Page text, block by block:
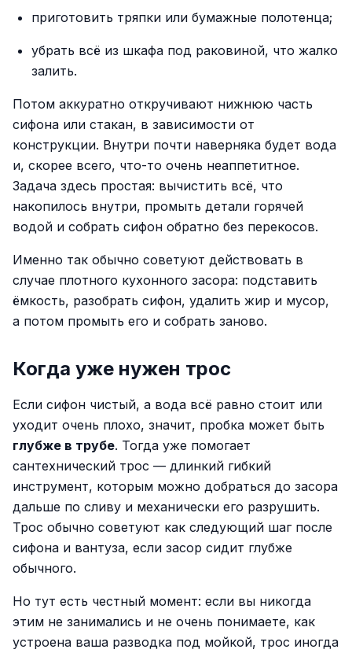
приготовить тряпки или бумажные полотенца;
убрать всё из шкафа под раковиной, что жалко
залить.
Потом аккуратно откручивают нижнюю часть
сифона или стакан, в зависимости от
конструкции. Внутри почти наверняка будет вода
и, скорее всего, что-то очень неаппетитное.
Задача здесь простая: вычистить всё, что
накопилось внутри, промыть детали горячей
водой и собрать сифон обратно без перекосов.
Именно так обычно советуют действовать в
случае плотного кухонного засора: подставить
ёмкость, разобрать сифон, удалить жир и мусор,
а потом промыть его и собрать заново.
Когда уже нужен трос
Если сифон чистый, а вода всё равно стоит или
уходит очень плохо, значит, пробка может быть
глубже в трубе. Тогда уже помогает
сантехнический трос — длинкий гибкий
инструмент, которым можно добраться до засора
дальше по сливу и механически его разрушить.
Трос обычно советуют как следующий шаг после
сифона и вантуза, если засор сидит глубже
обычного.
Но тут есть честный момент: если вы никогда
этим не занимались и не очень понимаете, как
устроена ваша разводка под мойкой, трос иногда